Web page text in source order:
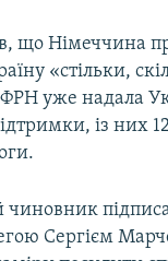
що Німеччина
«стільки,
уже надала
із них
Сергієм